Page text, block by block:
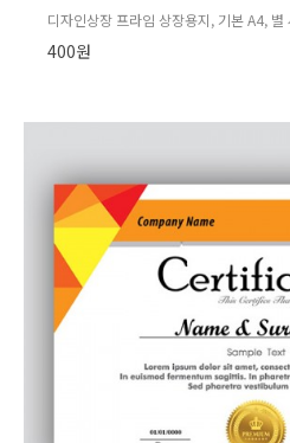
디자인상장 프라임 상장용지, 기본 A4, 별
400원